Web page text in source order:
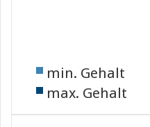
min. Gehalt
max. Gehalt